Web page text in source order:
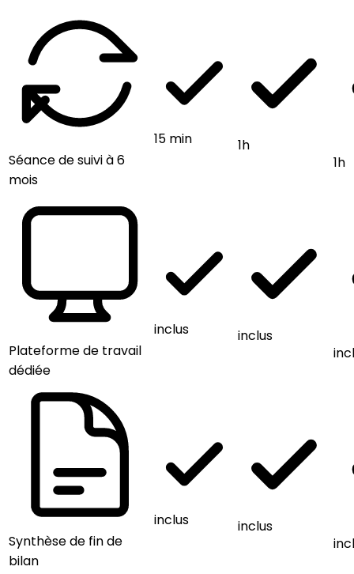
Séance de suivi à 6
mois
15 min
1h
1h
Plateforme de travail
dédiée
inclus
inclus
Synthèse de fin de
bilan
inclus
inclus